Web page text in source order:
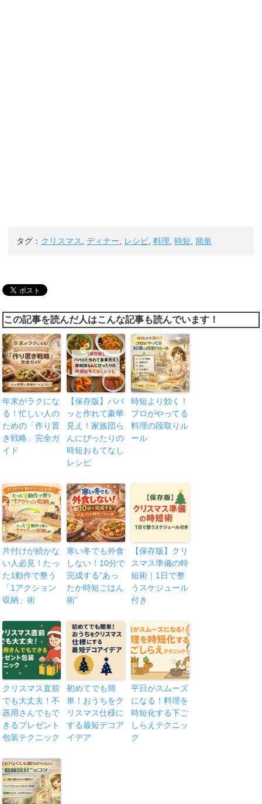
タグ： クリスマス ,ディナー レシピ ,料理 ,時短 ,簡単
この記事を読んだ人はこんな記事も読んでいます！
年末がラクにな
る！忙しい人の
ための「作り置
き戦略」完全ガ
イド
【保存版】パパ
ッと作れて豪華
見え！家族団ら
んにぴったりの
時短おもてなし
レシピ
時短より効く！
プロがやってる
料理の段取りル
ール
片付けが続かな
い人必見！たっ
た1動作で整う
「1アクション
収納」術
寒い冬でも外食
しない！10分で
完成する“あっ
たか時短ごはん
術”
【保存版】クリ
スマス準備の時
短術｜1日で整
うスケジュール
付き
クリスマス直前
でも大丈夫！不
器用さんでもで
きるプレゼント
包装テクニック
初めてでも簡
単！おうちをク
リスマス仕様に
する最短デコア
イデア
平日がスムーズ
になる！料理を
時短化する下ご
しらえテクニッ
ク